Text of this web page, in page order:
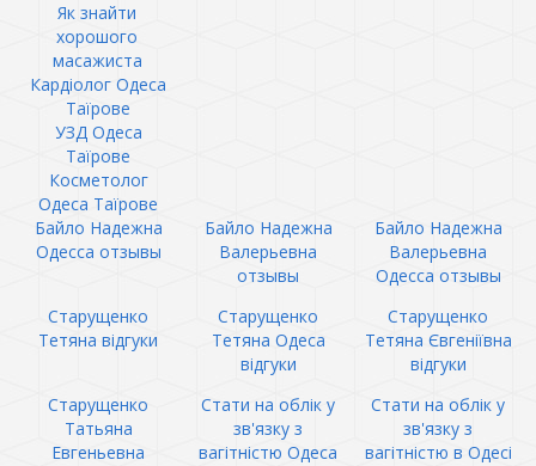
Як знайти
хорошого
масажиста
Кардіолог Одеса
Таїрове
УЗД Одеса
Таїрове
Косметолог
Одеса Таїрове
Байло Надежна
Одесса отзывы
Байло Надежна
Валерьевна
отзывы
Байло Надежна
Валерьевна
Одесса отзывы
Старущенко
Тетяна відгуки
Старущенко
Тетяна Одеса
відгуки
Старущенко
Тетяна Євгеніївна
відгуки
Старущенко
Татьяна
Евгеньевна
Стати на облік у
зв'язку з
вагітністю Одеса
Стати на облік у
зв'язку з
вагітністю в Одесі